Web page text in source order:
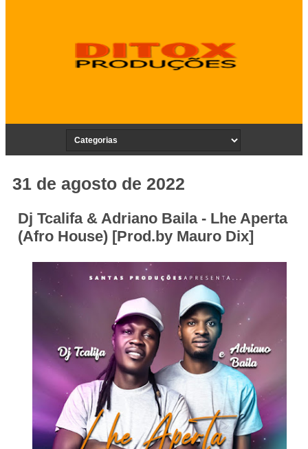
31 de agosto de 2022
Dj Tcalifa & Adriano Baila - Lhe Aperta
(Afro House) [Prod.by Mauro Dix]